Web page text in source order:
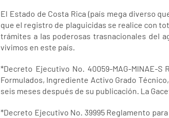
El Estado de Costa Rica (país mega diverso
que el registro de plaguicidas se realice con
trámites a las poderosas trasnacionales del
vivimos en este país.
*Decreto Ejecutivo No. 40059-MAG-MINAE-S
Formulados, Ingrediente Activo Grado
seis meses después de su publicación. La
*Decreto Ejecutivo No. 39995 Reglamento